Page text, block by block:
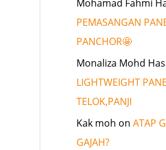
Mohamad Fahmi
PEMASANGAN
PANCHOR🤩
Monaliza Mohd
LIGHTWEIGHT
TELOK,PANJI
Kak moh on ATAP
GAJAH?